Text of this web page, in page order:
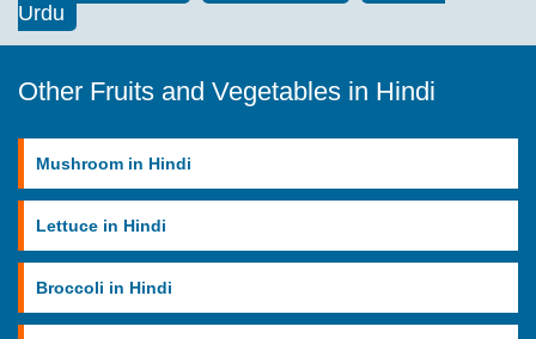
Urdu
Other Fruits and Vegetables in Hindi
Mushroom in Hindi
Lettuce in Hindi
Broccoli in Hindi